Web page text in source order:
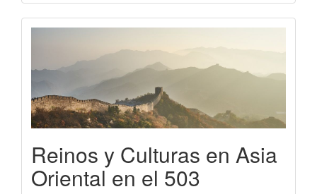
Reinos y Culturas en Asia
Oriental en el 503